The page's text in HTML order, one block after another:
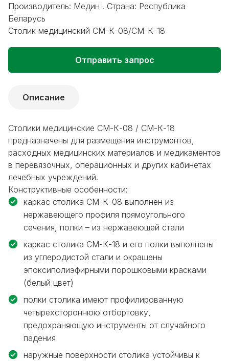
Производитель: Медин . Страна: Республика
Беларусь
Столик медицинский СМ-К-08/СМ-К-18
Отправить запрос
Описание
Столики медицинские СМ-К-08 / СМ-К-18
предназначены для размещения инструментов,
расходных медицинских материалов и медикаментов
в перевязочных, операционных и других кабинетах
лечебных учреждений.
Конструктивные особенности:
каркас столика СМ-К-08 выполнен из
нержавеющего профиля прямоугольного
сечения, полки – из нержавеющей стали
каркас столика СМ-К-18 и его полки выполнены
из углеродистой стали и окрашены
эпоксиполиэфирными порошковыми красками
(белый цвет)
полки столика имеют профилированную
четырехстороннюю отбортовку,
предохраняющую инструменты от случайного
падения
наружные поверхности столика устойчивы к